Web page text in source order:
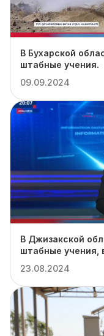
В Бухарской
штабные учения.
09.09.2024
В Джизакской
штабные учения,
осенне-зимнему
23.08.2024